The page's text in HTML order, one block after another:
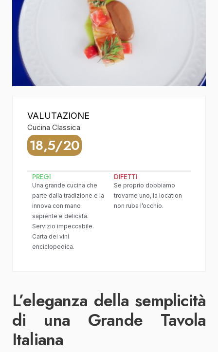
VALUTAZIONE
Cucina Classica
18,5/20
PREGI
Una grande cucina che
parte dalla tradizione e la
innova con mano
sapiente e delicata.
Servizio impeccabile.
Carta dei vini
enciclopedica.
DIFETTI
Se proprio dobbiamo
trovarne uno, la location
non ruba l’occhio.
L’eleganza della semplicità
di una Grande Tavola
Italiana